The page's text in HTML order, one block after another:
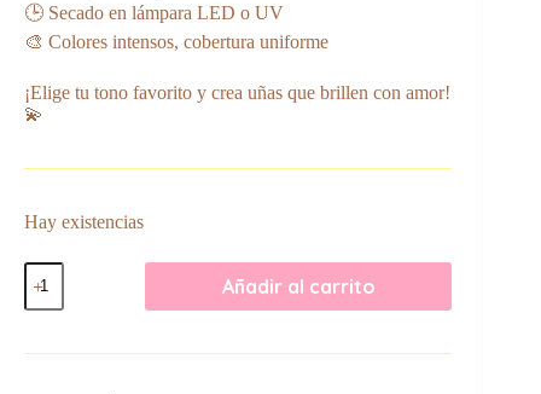
🕒 Secado en lámpara LED o UV
🎨 Colores intensos, cobertura uniforme
¡Elige tu tono favorito y crea uñas que brillen con amor!
💫
Hay existencias
Esmalte
Semipermanente
–
ml
Añadir al carrito